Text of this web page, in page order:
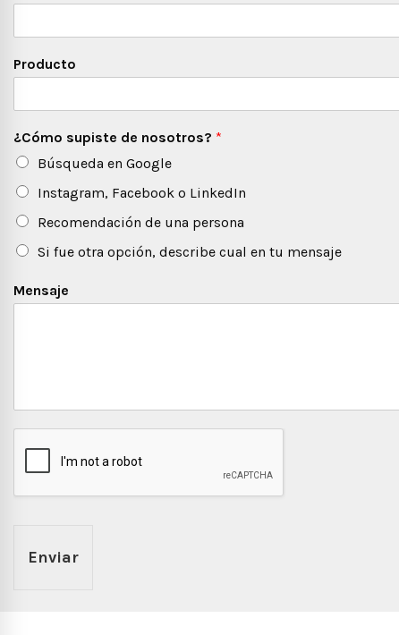
Producto
¿Cómo supiste de nosotros? *
Búsqueda en Google
Instagram, Facebook o LinkedIn
Recomendación de una persona
Si fue otra opción, describe cual en tu mensaje
Mensaje
Enviar